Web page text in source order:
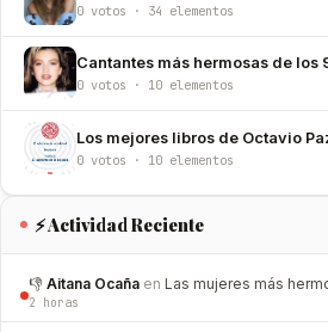
0 votos · 34 elementos
Cantantes más hermosas de los
0 votos · 10 elementos
Los mejores libros de Octavio
0 votos · 10 elementos
⚡ Actividad Reciente
👎 Aitana Ocaña en Las mujeres más
2 horas